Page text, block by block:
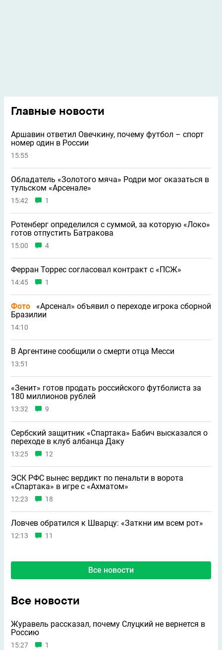
Главные новости
Аршавин ответил Овечкину, почему футбол – спорт
номер один в России
15:55
Обладатель «Золотого мяча» Родри мог оказаться в
тульском «Арсенале»
15:42 1
Ротенберг определился с суммой, за которую «Локо»
готов отпустить Батракова
15:00 4
Ферран Торрес согласовал контракт с «ПСЖ»
14:45 1
Фото
«Арсенал» объявил о переходе игрока сборной
Бразилии
14:10
В Аргентине сообщили о смерти отца Месси
13:51
«Зенит» готов продать российского футболиста за
180 миллионов рублей
13:32 9
Сербский защитник «Спартака» Бабич высказался о
переходе в клуб албанца Даку
13:25 12
ЭСК РФС вынес вердикт по пенальти в ворота
«Спартака» в игре с «Ахматом»
12:23 18
Ловчев обратился к Шварцу: «Заткни им всем рот»
12:13 11
Все новости
Все новости
Журавель рассказал, почему Слуцкий не вернется в
Россию
15:27 1